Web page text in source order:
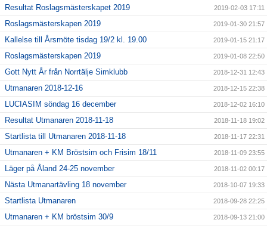
Resultat Roslagsmästerskapet 2019 2019-02-03 17:11
Roslagsmästerskapen 2019 2019-01-30 21:57
Kallelse till Årsmöte tisdag 19/2 kl. 19.00 2019-01-15 21:17
Roslagsmästerskapen 2019 2019-01-08 22:50
Gott Nytt År från Norrtälje Simklubb 2018-12-31 12:43
Utmanaren 2018-12-16 2018-12-15 22:38
LUCIASIM söndag 16 december 2018-12-02 16:10
Resultat Utmanaren 2018-11-18 2018-11-18 19:02
Startlista till Utmanaren 2018-11-18 2018-11-17 22:31
Utmanaren + KM Bröstsim och Frisim 18/11 2018-11-09 23:55
Läger på Åland 24-25 november 2018-11-02 00:17
Nästa Utmanartävling 18 november 2018-10-07 19:33
Startlista Utmanaren 2018-09-28 22:25
Utmanaren + KM bröstsim 30/9 2018-09-13 21:00